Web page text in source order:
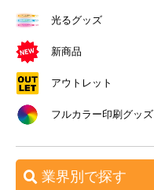
光るグッズ
新商品
アウトレット
フルカラー印刷グッズ
業界別で探す